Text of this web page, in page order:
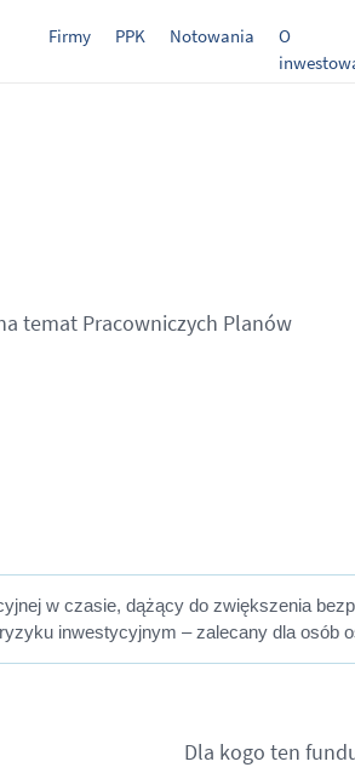
Firmy PPK Notowania
O
temat Pracowniczych Planów
w czasie, dążący do zwiększenia
inwestycyjnym – zalecany dla osób
Dla kogo ten